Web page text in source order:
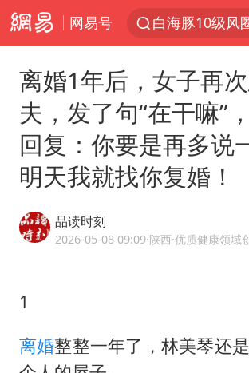
网易号
白海豚10级风
王艺迪无缘横
上海暴雨红色
离婚1年后，女子再
夫，发了句“在干嘛”
回复：你要是再多说
明天我就找你复婚！
品读时刻
2026-05-08 09:09·陕西
1
离婚整整一年了，林美琴还